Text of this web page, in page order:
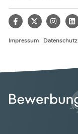
Impressum Datenschutz